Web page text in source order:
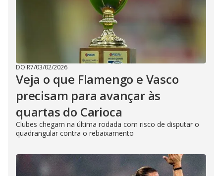
DO R7/03/02/2026
Veja o que Flamengo e Vasco
precisam para avançar às
quartas do Carioca
Clubes chegam na última rodada com risco de disputar o
quadrangular contra o rebaixamento